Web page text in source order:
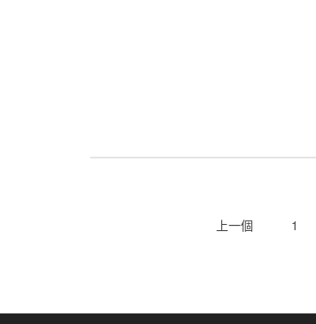
上一個 1